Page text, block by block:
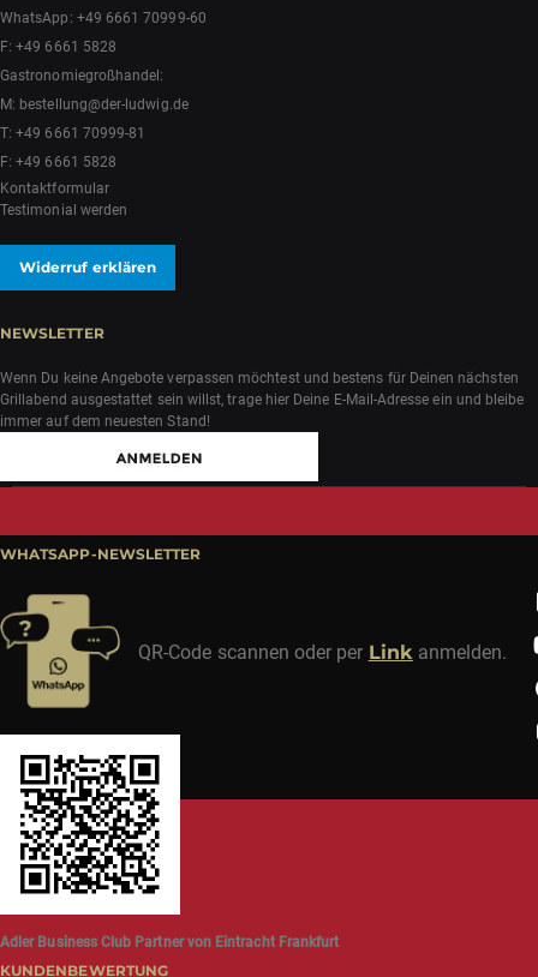
WhatsApp: +49 6661 70999-60
F: +49 6661 5828
Gastronomiegroßhandel:
M: bestellung@der-ludwig.de
T:+49 6661 70999-81
F: +49 6661 5828
Kontaktformular
Testimonial werden
Widerruf erklären
NEWSLETTER
Wenn Du keine Angebote verpassen möchtest und bestens für Deinen nächsten
Grillabend ausgestattet sein willst, trage hier Deine E-Mail-Adresse ein und bleibe
immer auf dem neuesten Stand!
WHATSAPP-NEWSLETTER
QR-Code scannen oder per Link anmelden.
Adler Business Club Partner von Eintracht Frankfurt
KUNDENBEWERTUNG